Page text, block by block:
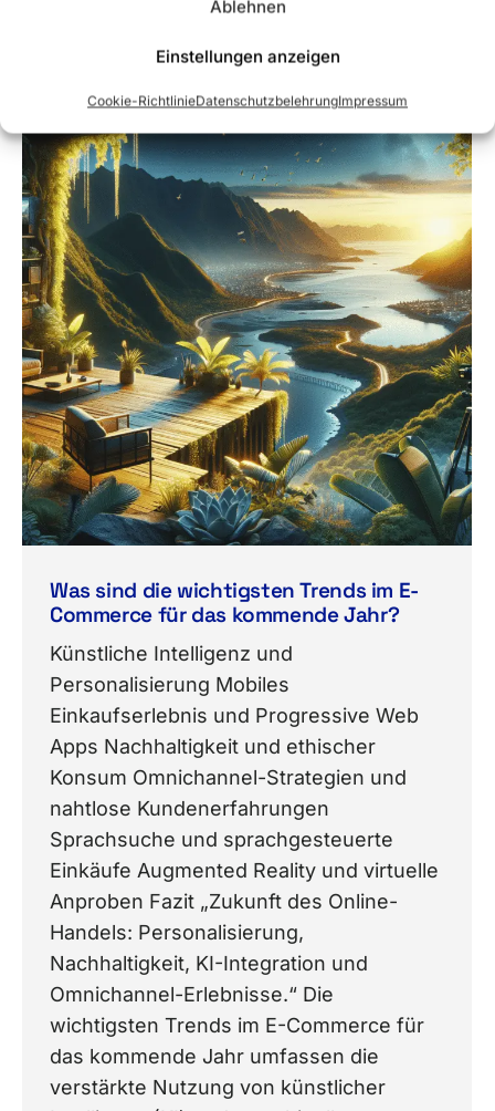
Ablehnen
Einstellungen anzeigen
Cookie-RichtlinieDatenschutzbelehrungImpressum
Was sind die wichtigsten Trends im E-
Commerce für das kommende Jahr?
Künstliche Intelligenz und
Personalisierung Mobiles
Einkaufserlebnis und Progressive Web
Apps Nachhaltigkeit und ethischer
Konsum Omnichannel-Strategien und
nahtlose Kundenerfahrungen
Sprachsuche und sprachgesteuerte
Einkäufe Augmented Reality und virtuelle
Anproben Fazit „Zukunft des Online-
Handels: Personalisierung,
Nachhaltigkeit, KI-Integration und
Omnichannel-Erlebnisse.“ Die
wichtigsten Trends im E-Commerce für
das kommende Jahr umfassen die
verstärkte Nutzung von künstlicher